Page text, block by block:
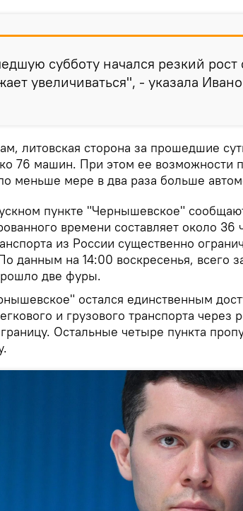
субботу начался резкий рост
увеличиваться", - указала
литовская сторона за прошедшие
76 машин. При этом ее возможности
меньше мере в два раза больше
пункте "Чернышевское"
времени составляет около 36
из России существенно
данным на 14:00 воскресенья, всего
две фуры.
остался единственным
и грузового транспорта через
Остальные четыре пункта